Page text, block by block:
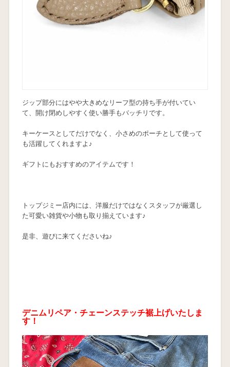
ジップ部分にはやや大きめなリーフ型の持ち手が付いてい
て、開け閉めしやすく使い勝手もバッチリです。
キーケースとしてだけでなく、小さめのポーチとして使って
も活躍してくれますよ♪
ギフトにもおすすめのアイテムです！
トップジミー店内には、洋服だけではなくスタッフが厳選し
た可愛い雑貨や小物も取り揃えています♪
是非、遊びに来てくださいね♪
デニムリペア・チェーンステッチ裾上げいたしま
す！